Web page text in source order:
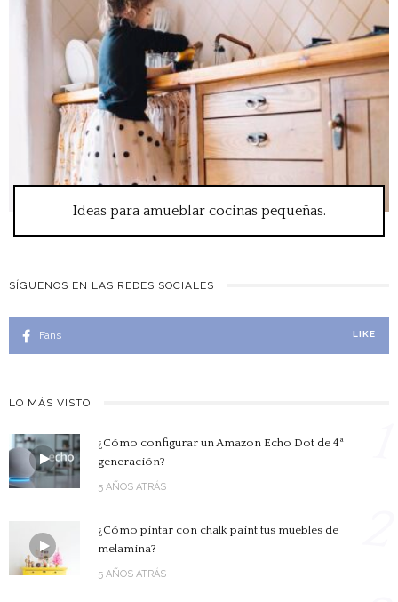
Ideas para amueblar cocinas pequeñas.
SÍGUENOS EN LAS REDES SOCIALES
Fans LIKE
LO MÁS VISTO
¿Cómo configurar un Amazon Echo Dot de 4ª
generación?
5 AÑOS ATRÁS
¿Cómo pintar con chalk paint tus muebles de
melamina?
5 AÑOS ATRÁS